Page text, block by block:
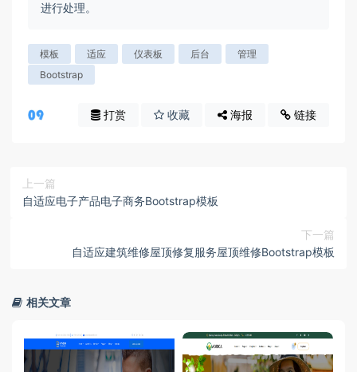
进行处理。
模板 适应 仪表板 后台
管理
Bootstrap
打赏 收藏 海报 链接
上一篇
自适应电子产品电子商务Bootstrap模板
下一篇
自适应建筑维修屋顶修复服务屋顶维修Bootstrap模板
相关文章